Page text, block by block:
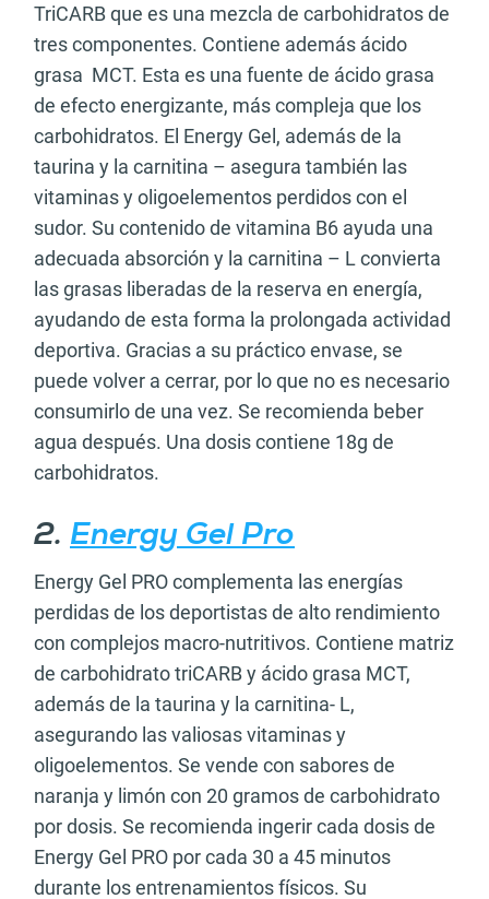
TriCARB que es una mezcla de carbohidratos de
tres componentes. Contiene además ácido
grasa MCT. Esta es una fuente de ácido grasa
de efecto energizante, más compleja que los
carbohidratos. El Energy Gel, además de la
taurina y la carnitina – asegura también las
vitaminas y oligoelementos perdidos con el
sudor. Su contenido de vitamina B6 ayuda una
adecuada absorción y la carnitina – L convierta
las grasas liberadas de la reserva en energía,
ayudando de esta forma la prolongada actividad
deportiva. Gracias a su práctico envase, se
puede volver a cerrar, por lo que no es necesario
consumirlo de una vez. Se recomienda beber
agua después. Una dosis contiene 18g de
carbohidratos.
2. Energy Gel Pro
Energy Gel PRO complementa las energías
perdidas de los deportistas de alto rendimiento
con complejos macro-nutritivos. Contiene matriz
de carbohidrato triCARB y ácido grasa MCT,
además de la taurina y la carnitina- L,
asegurando las valiosas vitaminas y
oligoelementos. Se vende con sabores de
naranja y limón con 20 gramos de carbohidrato
por dosis. Se recomienda ingerir cada dosis de
Energy Gel PRO por cada 30 a 45 minutos
durante los entrenamientos físicos. Su